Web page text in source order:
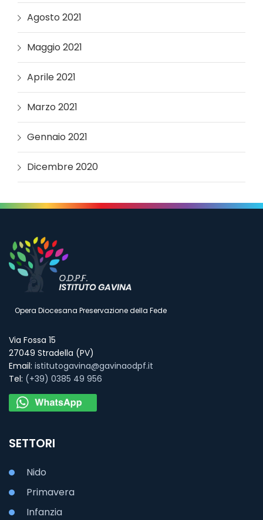
Agosto 2021
Maggio 2021
Aprile 2021
Marzo 2021
Gennaio 2021
Dicembre 2020
Opera Diocesana Preservazione della Fede
Via Fossa 15
27049 Stradella (PV)
Email: istitutogavina@gavinaodpf.it
Tel: (+39) 0385 49 956
SETTORI
Nido
Primavera
Infanzia